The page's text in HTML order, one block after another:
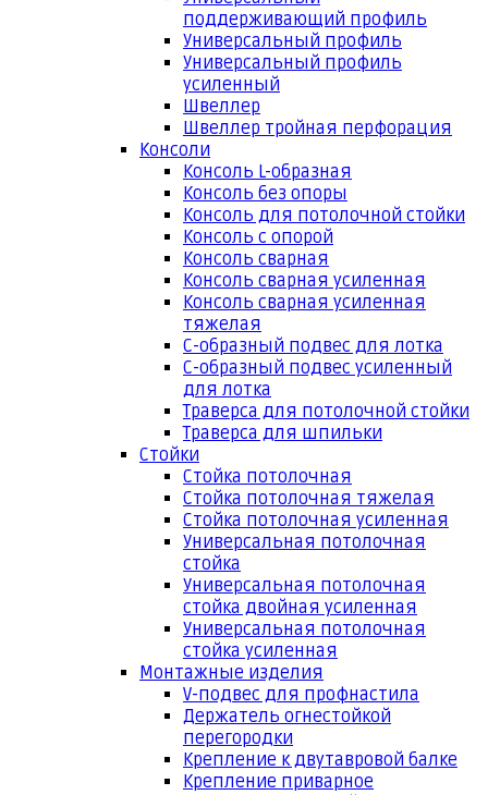
поддерживающий профиль
Универсальный профиль
Универсальный профиль
усиленный
Швеллер
Швеллер тройная перфорация
Консоли
Консоль L-образная
Консоль без опоры
Консоль для потолочной стойки
Консоль с опорой
Консоль сварная
Консоль сварная усиленная
Консоль сварная усиленная
тяжелая
С-образный подвес для лотка
С-образный подвес усиленный
для лотка
Траверса для потолочной стойки
Траверса для шпильки
Стойки
Стойка потолочная
Стойка потолочная тяжелая
Стойка потолочная усиленная
Универсальная потолочная
стойка
Универсальная потолочная
стойка двойная усиленная
Универсальная потолочная
стойка усиленная
Монтажные изделия
V-подвес для профнастила
Держатель огнестойкой
перегородки
Крепление к двутавровой балке
Крепление приварное